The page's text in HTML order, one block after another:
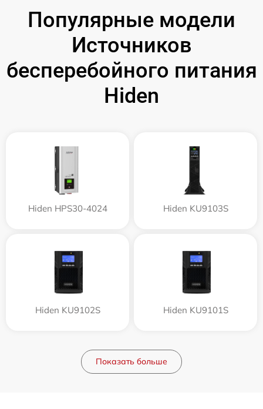
Популярные модели
Источников
бесперебойного питания
Hiden
Hiden HPS30-4024 Hiden KU9103S
Hiden KU9102S Hiden KU9101S
Показать больше